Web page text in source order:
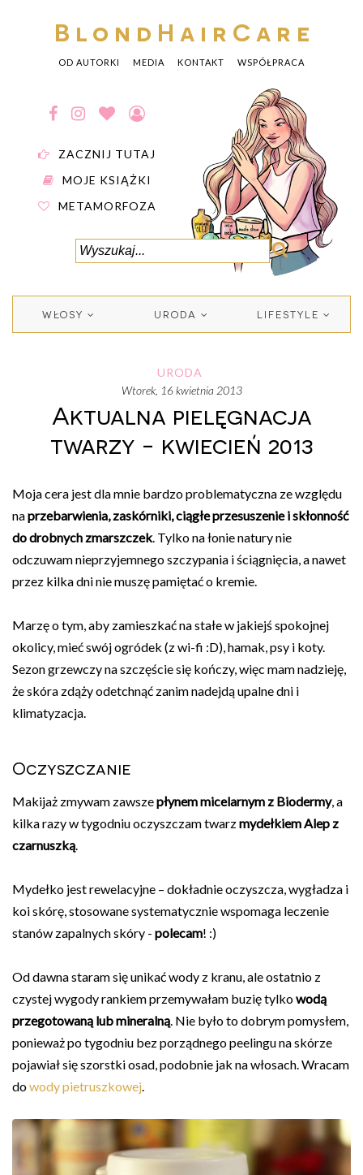
BlondHairCare
OD AUTORKI MEDIA KONTAKT WSPÓŁPRACA
ZACZNIJ TUTAJ
MOJE KSIĄŻKI
METAMORFOZA
WŁOSY URODA LIFESTYLE
URODA
wtorek, 16 kwietnia 2013
Aktualna pielęgnacja
twarzy - kwiecień 2013
Moja cera jest dla mnie bardzo problematyczna ze względu
naprzebarwienia, zaskórniki, ciągłe przesuszenie i skłonność
do drobnych zmarszczek. Tylko na łonie natury nie
odczuwam nieprzyjemnego szczypania i ściągnięcia, a nawet
przez kilka dni nie muszę pamiętać o kremie.
Marzę o tym, aby zamieszkać na stałe w jakiejś spokojnej
okolicy, mieć swój ogródek (z wi-fi :D), hamak, psy i koty.
Sezon grzewczy na szczęście się kończy, więc mam nadzieję,
że skóra zdąży odetchnąć zanim nadejdą upalne dni i
klimatyzacja.
Oczyszczanie
Makijaż zmywam zawszepłynem micelarnym z Biodermy, a
kilka razy w tygodniu oczyszczam twarzmydełkiem Alep z
czarnuszką
Mydełko jest rewelacyjne – dokładnie oczyszcza, wygładza i
koi skórę, stosowane systematycznie wspomaga leczenie
stanów zapalnych skóry - polecam! :)
Od dawna staram się unikać wody z kranu, ale ostatnio z
czystej wygody rankiem przemywałam buzię tylkowodą
przegotowaną lub mineralną . Nie było to dobrym pomysłem,
ponieważ po tygodniu bez porządnego peelingu na skórze
pojawiał się szorstki osad, podobnie jak na włosach. Wracam
dowody pietruszkowej